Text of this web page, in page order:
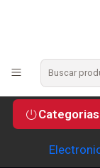
Categorias